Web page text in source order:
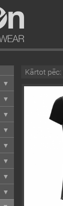
Kārtot pēc: